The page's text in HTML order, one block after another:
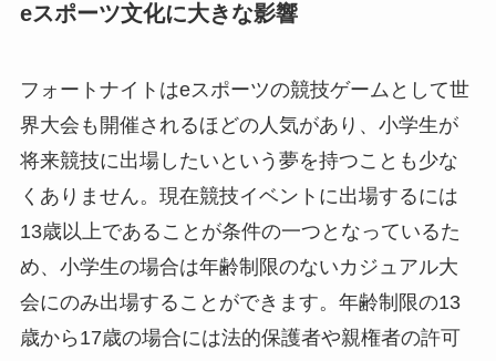
eスポーツ文化に大きな影響
フォートナイトはeスポーツの競技ゲームとして世
界大会も開催されるほどの人気があり、小学生が
将来競技に出場したいという夢を持つことも少な
くありません。現在競技イベントに出場するには
13歳以上であることが条件の一つとなっているた
め、小学生の場合は年齢制限のないカジュアル大
会にのみ出場することができます。年齢制限の13
歳から17歳の場合には法的保護者や親権者の許可